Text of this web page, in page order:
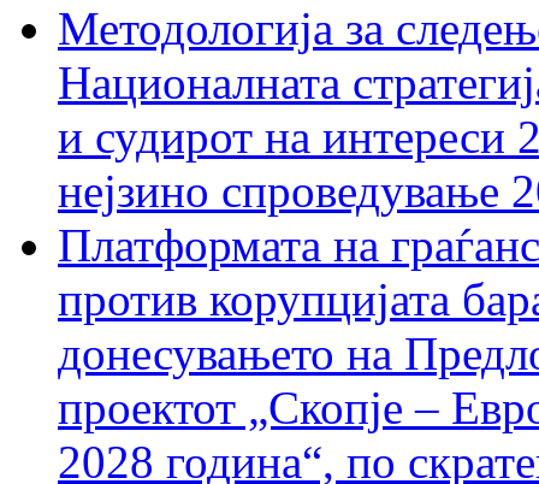
Методологија за
Националната
и судирот на интереси
нејзино спроведување
Платформата на
против корупцијата
донесувањето на
проектот „Скопје –
2028 година“, по